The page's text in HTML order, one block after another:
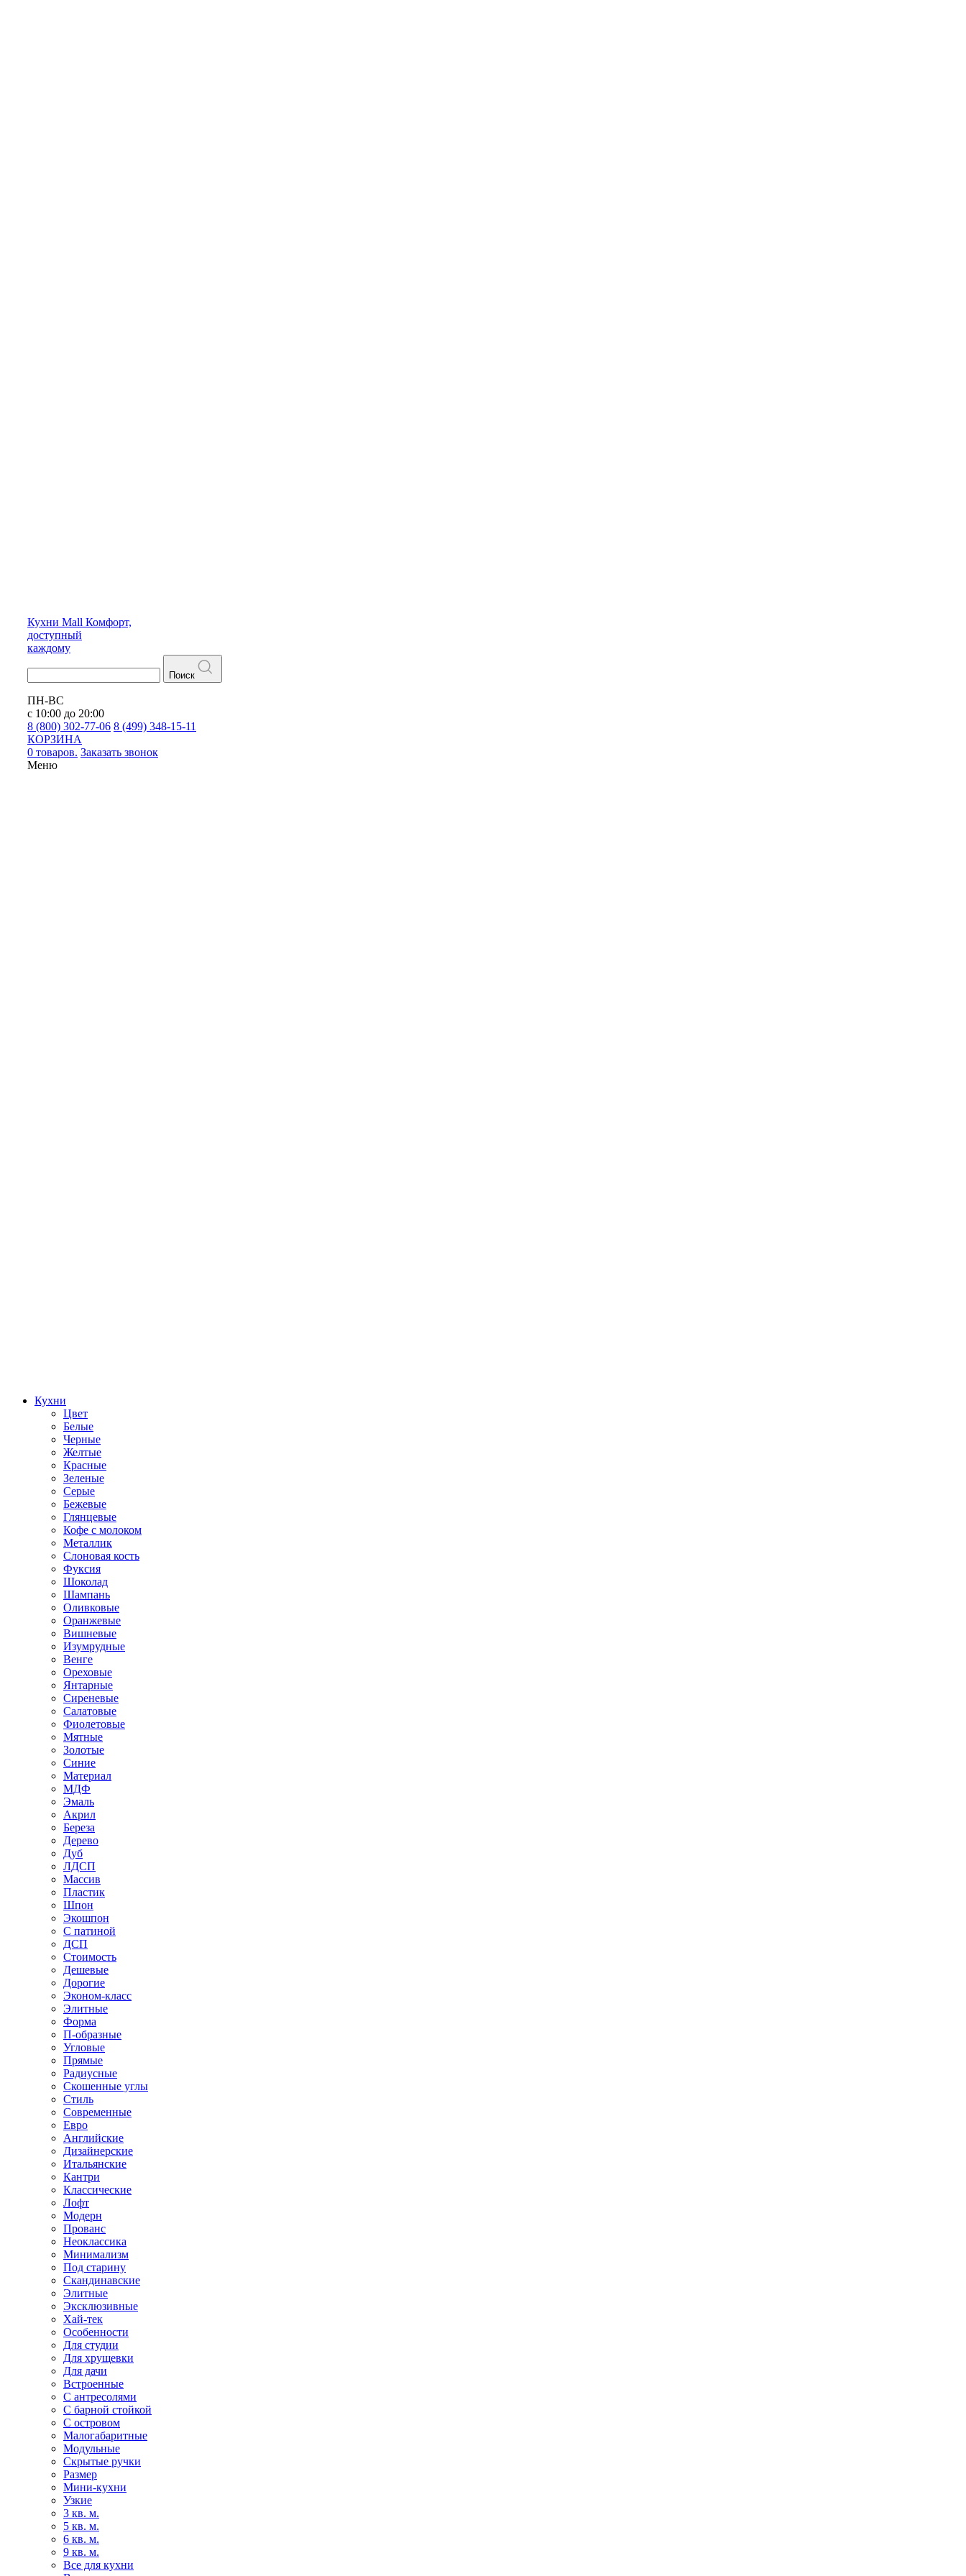
Кухни Mall Комфорт,
доступный
каждому
Поиск
ПН-ВС
с 10:00 до 20:00
8 (800) 302-77-06 8 (499) 348-15-11
КОРЗИНА
0 товаров. Заказать звонок
Меню
Кухни
Цвет
Белые
Черные
Желтые
Красные
Зеленые
Серые
Бежевые
Глянцевые
Кофе с молоком
Металлик
Слоновая кость
Фуксия
Шоколад
Шампань
Оливковые
Оранжевые
Вишневые
Изумрудные
Венге
Ореховые
Янтарные
Сиреневые
Салатовые
Фиолетовые
Мятные
Золотые
Синие
Материал
МДФ
Эмаль
Акрил
Береза
Дерево
Дуб
ЛДСП
Массив
Пластик
Шпон
Экошпон
С патиной
ДСП
Стоимость
Дешевые
Дорогие
Эконом-класс
Элитные
Форма
П-образные
Угловые
Прямые
Радиусные
Скошенные углы
Стиль
Современные
Евро
Английские
Дизайнерские
Итальянские
Кантри
Классические
Лофт
Модерн
Прованс
Неоклассика
Минимализм
Под старину
Скандинавские
Элитные
Эксклюзивные
Хай-тек
Особенности
Для студии
Для хрущевки
Для дачи
Встроенные
С антресолями
С барной стойкой
С островом
Малогабаритные
Модульные
Скрытые ручки
Размер
Мини-кухни
Узкие
3 кв. м.
5 кв. м.
6 кв. м.
9 кв. м.
Все для кухни